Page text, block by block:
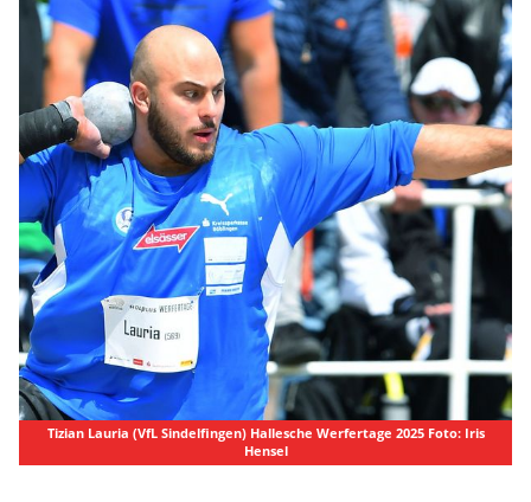
Tizian Lauria (VfL Sindelfingen) Hallesche Werfertage 2025 Foto: Iris
Hensel